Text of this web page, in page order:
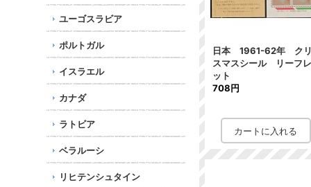
ユーゴスラビア
ポルトガル
イスラエル
カナダ
ラトビア
ベラルーシ
リヒテンシュタイン
日本 1961-62年 ク
スマスシール リーフ
ット
708円